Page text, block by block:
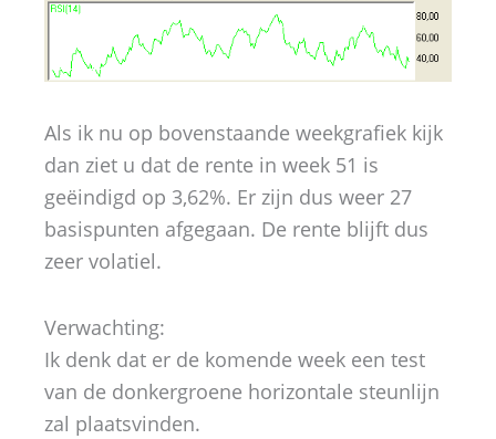
Als ik nu op bovenstaande weekgrafiek kijk
dan ziet u dat de rente in week 51 is
geëindigd op 3,62%. Er zijn dus weer 27
basispunten afgegaan. De rente blijft dus
zeer volatiel.
Verwachting:
Ik denk dat er de komende week een test
van de donkergroene horizontale steunlijn
zal plaatsvinden.